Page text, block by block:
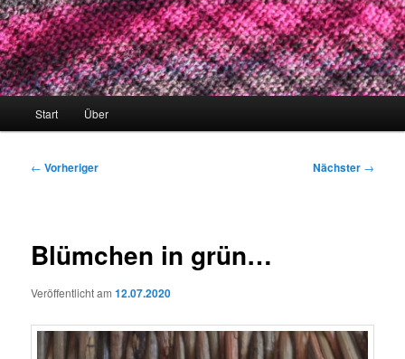
Start Über
Beitragsnavigation
← Vorheriger Nächster →
Blümchen in grün…
Veröffentlicht am12.07.2020